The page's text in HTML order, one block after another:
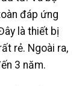
đáp ứng
là thiết bị
rẻ. Ngoài ra,
3 năm.